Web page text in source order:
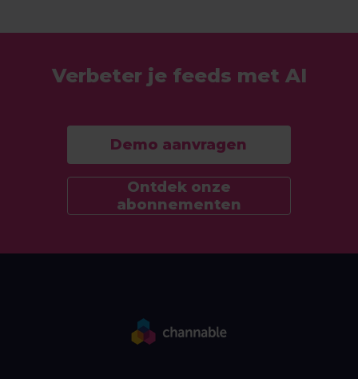
Verbeter je feeds met AI
Demo aanvragen
Ontdek onze
abonnementen